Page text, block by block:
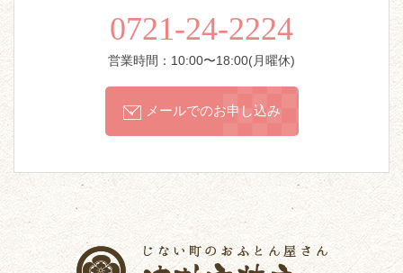
0721-24-2224
営業時間：10:00〜18:00(月曜休)
メールでのお申し込み